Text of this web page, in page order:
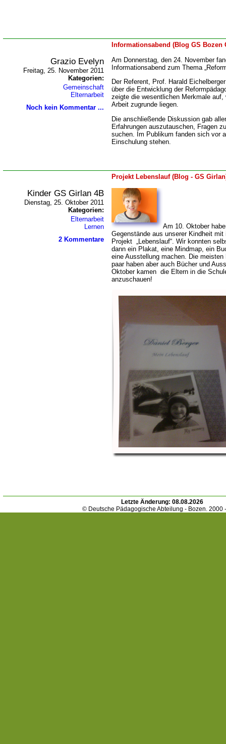
Informationsabend (Blog GS Bozen
Grazio Evelyn
Freitag, 25. November 2011
Kategorien:
Gemeinschaft
Elternarbeit
Noch kein Kommentar ...
Am Donnerstag, den 24. November
Informationsabend zum Thema
Der Referent, Prof. Harald
über die Entwicklung der
zeigte die wesentlichen Merkmale
Arbeit zugrunde liegen.
Die anschließende Diskussion gab
Erfahrungen auszutauschen, Fragen
suchen. Im Publikum fanden sich vor
Einschulung stehen.
Projekt Lebenslauf (Blog - GS
Kinder GS Girlan 4B
Dienstag, 25. Oktober 2011
Kategorien:
Elternarbeit
Lernen
2 Kommentare
Am 10. Oktober
Gegenstände aus unserer Kindheit
Projekt „Lebenslauf“. Wir konnten
dann ein Plakat, eine Mindmap, ein
eine Ausstellung machen. Die
paar haben aber auch Bücher und
Oktober kamen die Eltern in die
anzuschauen!
Letzte Änderung: 08.08.2026
© Deutsche Pädagogische Abteilung - Bozen. 2000